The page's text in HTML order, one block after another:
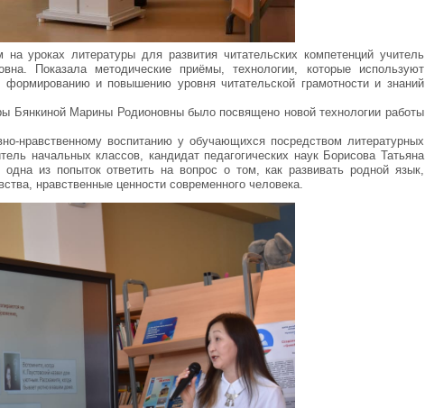
уроках литературы для развития читательских компетенций учитель
Показала методические приёмы, технологии, которые используют
и повышению уровня читательской грамотности и знаний
Бянкиной Марины Родионовны было посвящено новой технологии работы
нравственному воспитанию у обучающихся посредством литературных
начальных классов, кандидат педагогических наук Борисова Татьяна
из попыток ответить на вопрос о том, как развивать родной язык,
нравственные ценности современного человека.